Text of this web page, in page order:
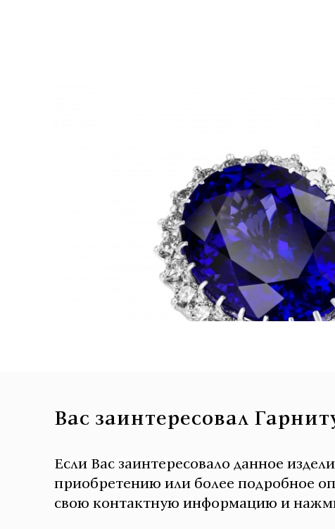
Вас заинтересовал
Если Вас заинтересовало данное
приобретению или более подробное
свою контактную информацию и